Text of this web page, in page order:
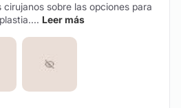
sobre las opciones para
Leer más